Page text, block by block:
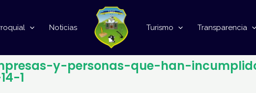
Noticias Turismo Transparencia
y-personas-que-han-
1